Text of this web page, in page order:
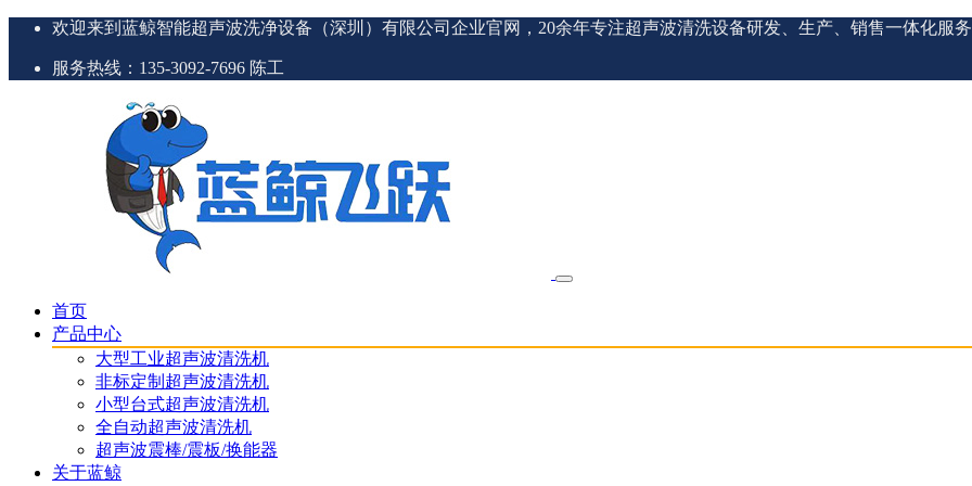
欢迎来到蓝鲸智能超声波洗净设备（深圳）有限公司企业官网，20余年专注超声波清洗设备研发、生产、销售一体化服
服务热线：135-3092-7696 陈工
首页
产品中心
大型工业超声波清洗机
非标定制超声波清洗机
小型台式超声波清洗机
全自动超声波清洗机
超声波震棒/震板/换能器
关于蓝鲸